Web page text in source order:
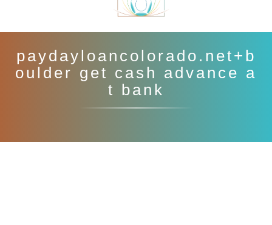
paydayloancolorado.net+b
oulder get cash advance a
t bank